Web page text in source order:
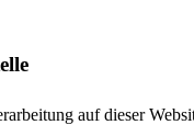
auf dieser